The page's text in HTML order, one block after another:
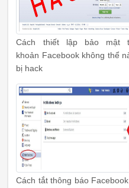
Cách thiết lập bảo mật
khoản Facebook không thể
bị hack
Cách tắt thông báo